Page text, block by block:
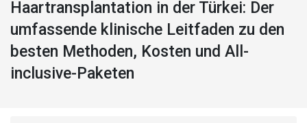
Haartransplantation in der Türkei: Der
umfassende klinische Leitfaden zu den
besten Methoden, Kosten und All-
inclusive-Paketen